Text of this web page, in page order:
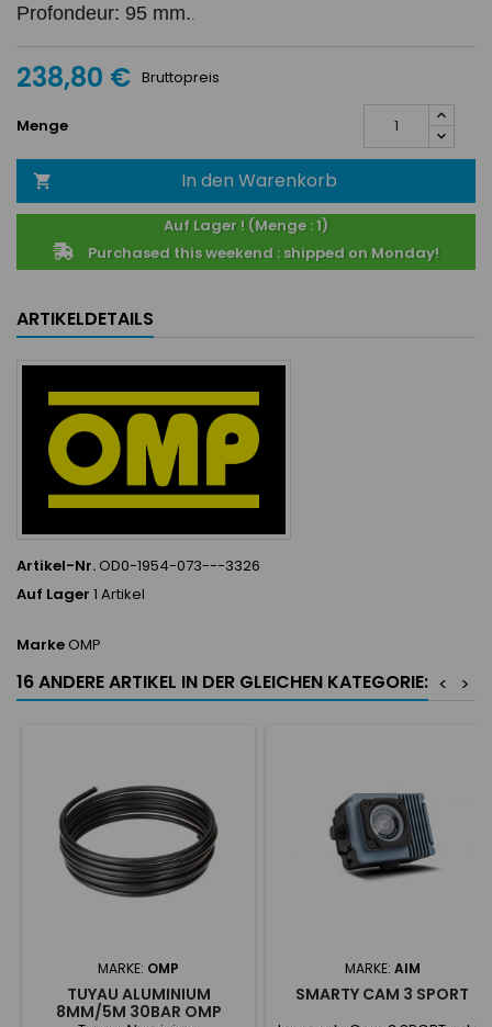
Profondeur: 95 mm..
238,80 € Bruttopreis
Menge
 In den Warenkorb
Auf Lager ! (Menge : 1)
Purchased this weekend : shipped on Monday!
ARTIKELDETAILS
Artikel-Nr.OD0-1954-073---3326
Auf Lager 1 Artikel
MarkeOMP
16 ANDERE ARTIKEL IN DER GLEICHEN KATEGORIE: >
<
MARKE: OMP
TUYAU ALUMINIUM
8MM/5M 30BAR OMP
MARKE: AIM
SMARTY CAM 3 SPORT